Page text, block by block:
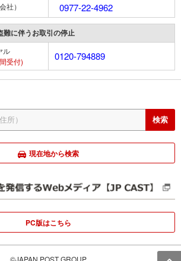
社）
0977-22-4962
難に伴うお取引の停止
ル
受付)
0120-794889
現在地から検索
PC版はこちら